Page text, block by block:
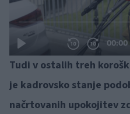
Tudi v ostalih treh
je kadrovsko stanje
načrtovanih upokojitev